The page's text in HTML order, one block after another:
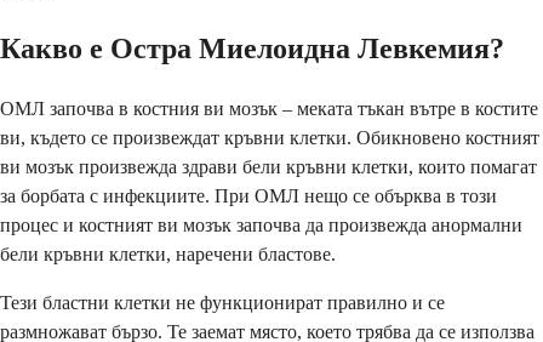
Какво е Остра Миелоидна Левкемия?
ОМЛ започва в костния ви мозък – меката тъкан вътре в костите
ви, където се произвеждат кръвни клетки. Обикновено костният
ви мозък произвежда здрави бели кръвни клетки, които помагат
за борбата с инфекциите. При ОМЛ нещо се обърква в този
процес и костният ви мозък започва да произвежда анормални
бели кръвни клетки, наречени бластове.
Тези бластни клетки не функционират правилно и се
размножават бързо. Те заемат място, което трябва да се използва